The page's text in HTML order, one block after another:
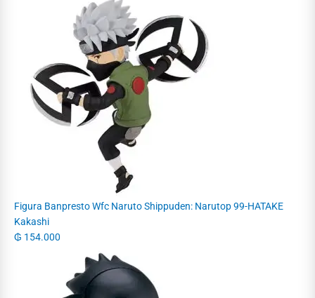
Figura Banpresto Wfc Naruto Shippuden: Narutop 99-HATAKE
Kakashi
₲ 154.000